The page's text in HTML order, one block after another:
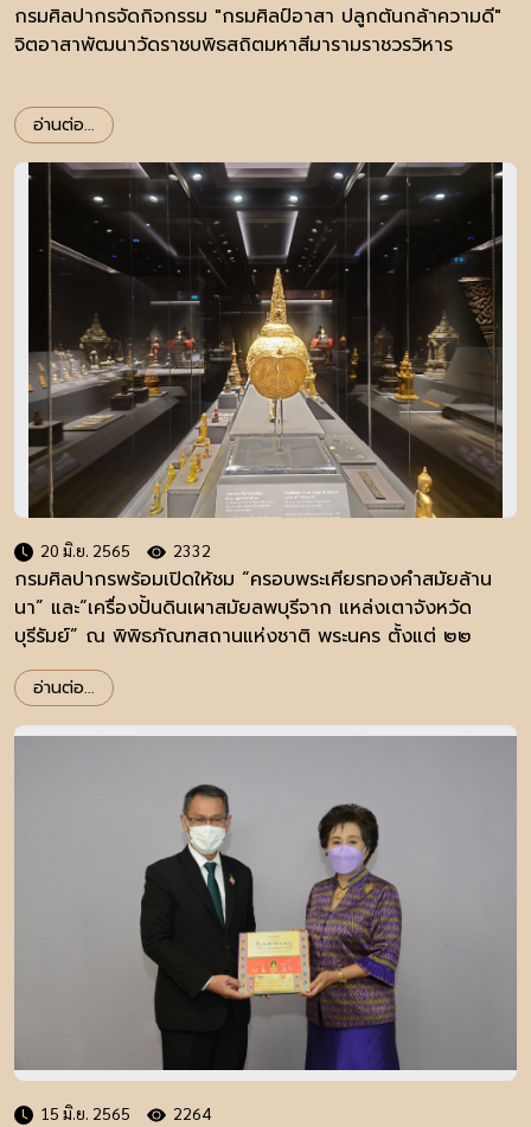
กรมศิลปากรจัดกิจกรรม "กรมศิลป์อาสา ปลูกต้นกล้าความดี"
จิตอาสาพัฒนาวัดราชบพิธสถิตมหาสีมารามราชวรวิหาร
อ่านต่อ...
20 มิ.ย. 2565 2332
กรมศิลปากรพร้อมเปิดให้ชม “ครอบพระเศียรทองคำสมัยล้าน
นา” และ“เครื่องปั้นดินเผาสมัยลพบุรีจาก แหล่งเตาจังหวัด
บุรีรัมย์” ณ พิพิธภัณฑสถานแห่งชาติ พระนคร ตั้งแต่ ๒๒
มิถุนายนนี้เป็นต้นไป
อ่านต่อ...
15 มิ.ย. 2565 2264